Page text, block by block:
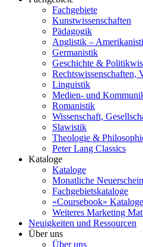
Fachgebiete
Kunstwissenschaften
Pädagogik
Anglistik –
Germanistik
Geschichte &
Rechtswissenschaften,
Linguistik
Medien- und
Romanistik
Wissenschaft,
Slawistik
Theologie &
Peter Lang Classics
Kataloge
Kataloge
Monatliche
Fachgebietskataloge
«Coursebook» Kataloge
Weiteres Marketing
Neuigkeiten und Ressourcen
Über uns
Über uns